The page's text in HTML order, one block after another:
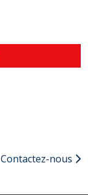
Contactez-nous